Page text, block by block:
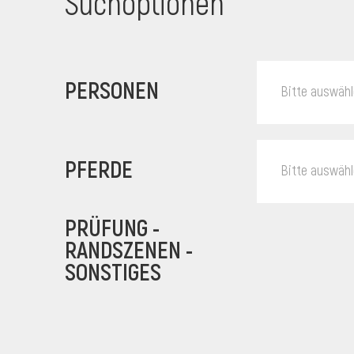
PERSONEN Bitte
PFERDE Bitte
PRÜFUNG -
RANDSZENEN -
SONSTIGES